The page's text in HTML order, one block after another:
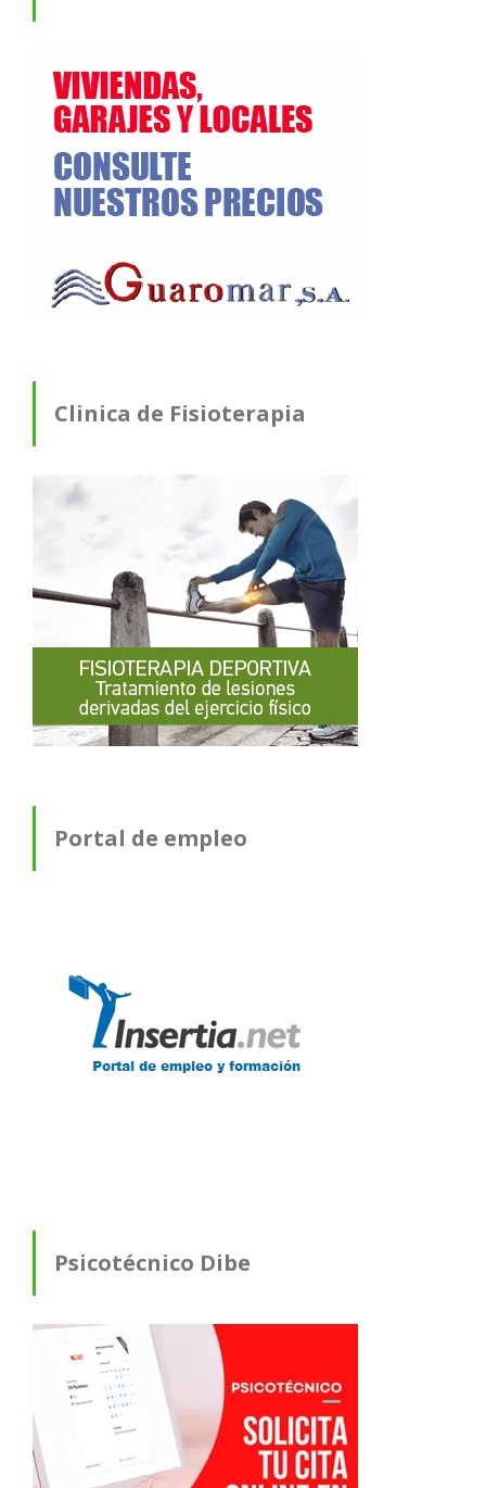
Clinica de Fisioterapia
Portal de empleo
Psicotécnico Dibe